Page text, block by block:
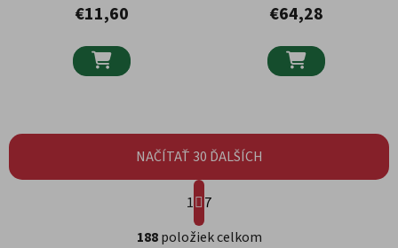
€11,60

€64,28

Ovládacie prvky výpisu
NAČÍTAŤ 30 ĎALŠÍCH
Stránkovanie
1
7
188položiek celkom